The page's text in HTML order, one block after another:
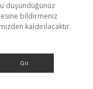
düşündüğünüz
bildirmeniz
kaldırılacaktır.